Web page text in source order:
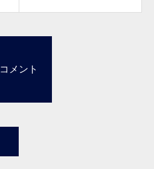
コメント